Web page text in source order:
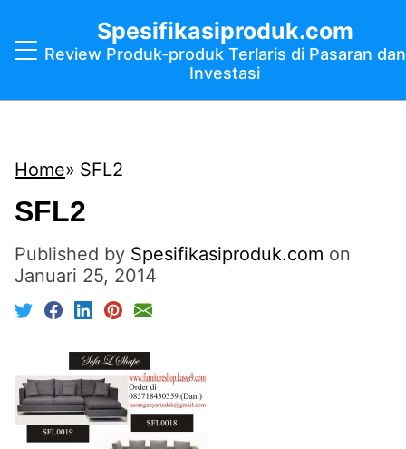
Spesifikasiproduk.com
Review Produk-produk Terlaris di Pasaran dan
Investasi
Home SFL2
SFL2
Published by Spesifikasiproduk.com on
Januari 25, 2014